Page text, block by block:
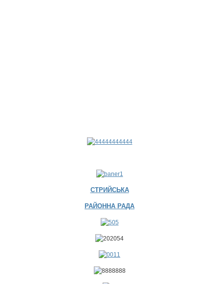
СТРИЙСЬКА
РАЙОННА РАДА